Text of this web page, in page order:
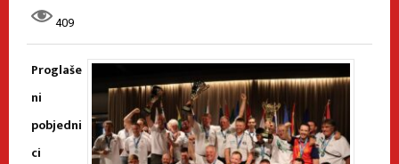
409
Proglaše
ni
pobjedni
ci